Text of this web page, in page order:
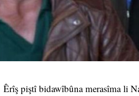
Êrîş piştî bidawîbûna merasîma li